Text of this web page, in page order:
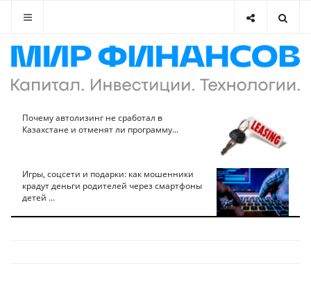
Почему автолизинг не сработал в
Казахстане и отменят ли программу...
Игры, соцсети и подарки: как мошенники
крадут деньги родителей через смартфоны
детей ...